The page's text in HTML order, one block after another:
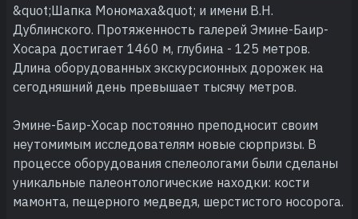
&quot;Шапка Мономаха&quot; и имени В.Н.
Дублинского. Протяженность галерей Эмине-Баир-
Хосара достигает 1460 м, глубина - 125 метров.
Длина оборудованных экскурсионных дорожек на
сегодняшний день превышает тысячу метров.
Эмине-Баир-Хосар постоянно преподносит своим
неутомимым исследователям новые сюрпризы. В
процессе оборудования спелеологами были сделаны
уникальные палеонтологические находки: кости
мамонта, пещерного медведя, шерстистого носорога.